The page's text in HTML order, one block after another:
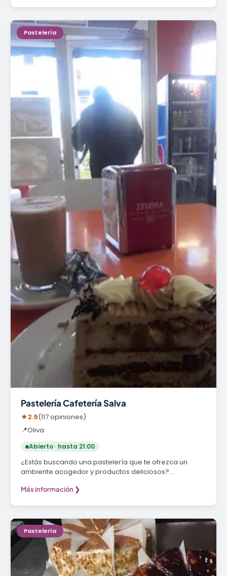
Pastelería
Pastelería Cafetería Salva
★2.9(117 opiniones)
📍Oliva
Abierto · hasta 21:00
¿Estás buscando una pastelería que te ofrezca un
ambiente acogedor y productos deliciosos?…
Más información ❯
Pastelería